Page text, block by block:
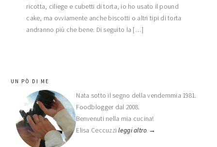
ricotta, ciliege e cubetti di torta, io ho usato il pound
cake, ma ovviamente anche biscotti o altri tipi di torta
andranno più che bene. Di seguito la […]
barra
laterale
primaria
UN PÒ DI ME
Nata sotto il segno della vendemmia 1981.
Foodblogger dal 2008.
Benvenuti nella mia cucina!
Elisa Ceccuzzileggi altro →